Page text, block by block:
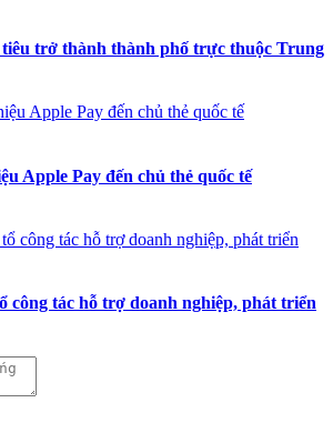
trở thành thành phố trực thuộc Trung
Apple Pay đến chủ thẻ quốc tế
công tác hỗ trợ doanh nghiệp, phát triển